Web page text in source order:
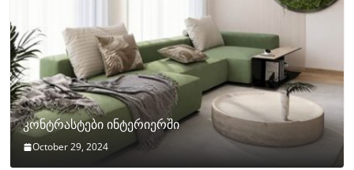
კონტრასტები ინტერიერში
October 29, 2024